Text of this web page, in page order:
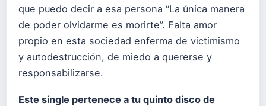
que puedo decir a esa persona “La única manera
de poder olvidarme es morirte”. Falta amor
propio en esta sociedad enferma de victimismo
y autodestrucción, de miedo a quererse y
responsabilizarse.
Este single pertenece a tu quinto disco de